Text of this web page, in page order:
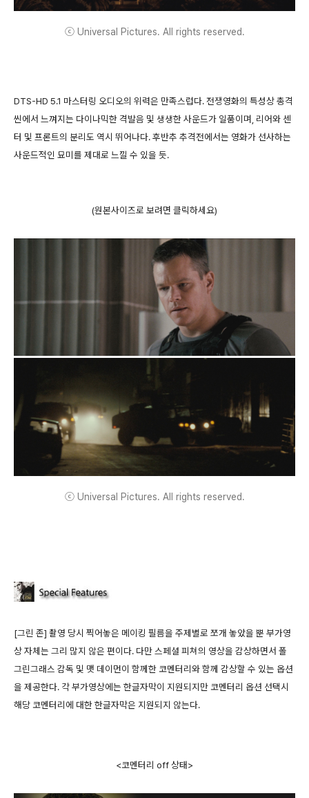
ⓒ Universal Pictures. All rights reserved.
DTS-HD 5.1 마스터링 오디오의 위력은 만족스럽다. 전쟁영화의 특성상 총격
씬에서 느껴지는 다이나믹한 격발음 및 생생한 사운드가 일품이며, 리어와 센
터 및 프론트의 분리도 역시 뛰어나다. 후반추 추격전에서는 영화가 선사하는
사운드적인 묘미를 제대로 느낄 수 있을 듯.
(원본사이즈로 보려면 클릭하세요)
ⓒ Universal Pictures. All rights reserved.
[그린 존] 촬영 당시 찍어놓은 메이킹 필름을 주제별로 쪼개 놓았을 뿐 부가영
상 자체는 그리 많지 않은 편이다. 다만 스페셜 피쳐의 영상을 감상하면서 폴
그린그래스 감독 및 맷 데이먼이 함께한 코멘터리와 함께 감상할 수 있는 옵션
을 제공한다. 각 부가영상에는 한글자막이 지원되지만 코멘터리 옵션 선택시
해당 코멘터리에 대한 한글자막은 지원되지 않는다.
<코멘터리 off 상태>